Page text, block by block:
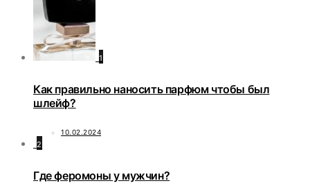
1
Как правильно наносить парфюм чтобы был
шлейф?
10.02.2024
2
Где феромоны у мужчин?